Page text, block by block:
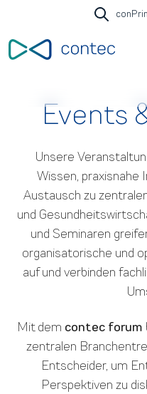
Open
Events
Unsere
Wissen, praxisnahe
Austausch zu
und
und Seminaren
organisatorische und
auf und verbinden
Mit dem contec forum
zentralen
Entscheider, um
Perspektiven zu